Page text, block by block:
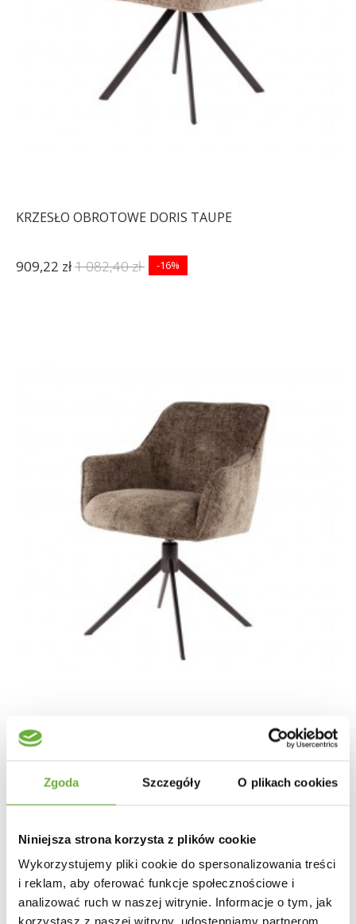
Zgoda Szczegóły O plikach cookies
Niniejsza strona korzysta z plików cookie
Wykorzystujemy pliki cookie do spersonalizowania treści
i reklam, aby oferować funkcje społecznościowe i
analizować ruch w naszej witrynie. Informacje o tym, jak
korzystasz z naszej witryny, udostępniamy partnerom
KRZESŁO OBROTOWE DORIS TAUPE
909,22 zł1 082,40 zł -16%
KRZESŁO OBROTOWE KARA SZARE
1 004,83 zł1 196,23 zł